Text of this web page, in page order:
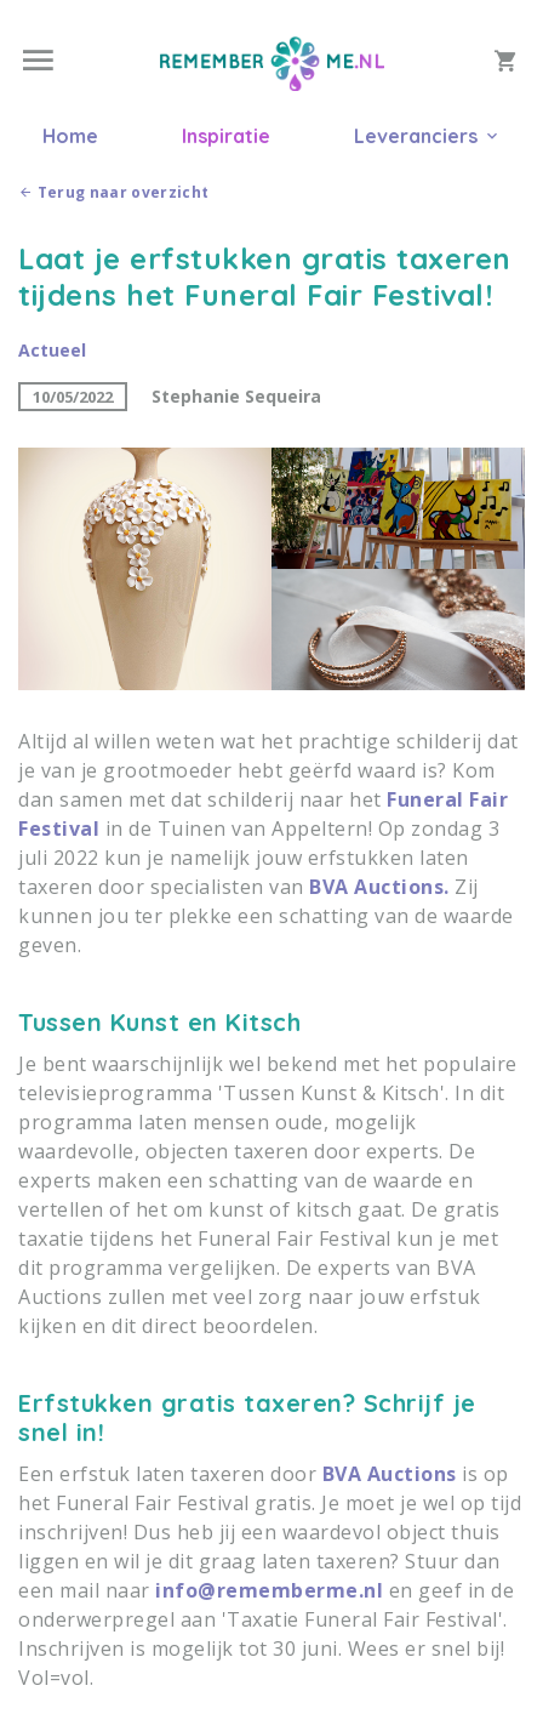
Home Inspiratie Leveranciers
Terug naar overzicht
Laat je erfstukken gratis taxeren
tijdens het Funeral Fair Festival!
Actueel
10/05/2022 Stephanie Sequeira
Altijd al willen weten wat het prachtige schilderij dat
je van je grootmoeder hebt geërfd waard is? Kom
dan samen met dat schilderij naar het Funeral Fair
Festival in de Tuinen van Appeltern! Op zondag 3
juli 2022 kun je namelijk jouw erfstukken laten
taxeren door specialisten van BVA Auctions. Zij
kunnen jou ter plekke een schatting van de waarde
geven.
Tussen Kunst en Kitsch
Je bent waarschijnlijk wel bekend met het populaire
televisieprogramma 'Tussen Kunst & Kitsch'. In dit
programma laten mensen oude, mogelijk
waardevolle, objecten taxeren door experts. De
experts maken een schatting van de waarde en
vertellen of het om kunst of kitsch gaat. De gratis
taxatie tijdens het Funeral Fair Festival kun je met
dit programma vergelijken. De experts van BVA
Auctions zullen met veel zorg naar jouw erfstuk
kijken en dit direct beoordelen.
Erfstukken gratis taxeren? Schrijf je
snel in!
Een erfstuk laten taxeren door BVA Auctions is op
het Funeral Fair Festival gratis. Je moet je wel op tijd
inschrijven! Dus heb jij een waardevol object thuis
liggen en wil je dit graag laten taxeren? Stuur dan
een mail naar info@rememberme.nl en geef in de
onderwerpregel aan 'Taxatie Funeral Fair Festival'.
Inschrijven is mogelijk tot 30 juni. Wees er snel bij!
Vol=vol.